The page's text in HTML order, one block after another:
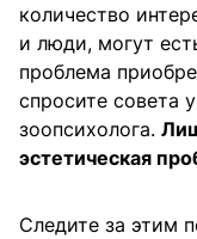
количество
и люди, могут
проблема
спросите совета
зоопсихолога.
эстетическая
Следите за этим